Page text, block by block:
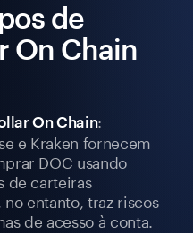
de
On Chain
On Chain:
e Kraken fornecem
DOC usando
de carteiras
entanto, traz riscos
de acesso à conta.